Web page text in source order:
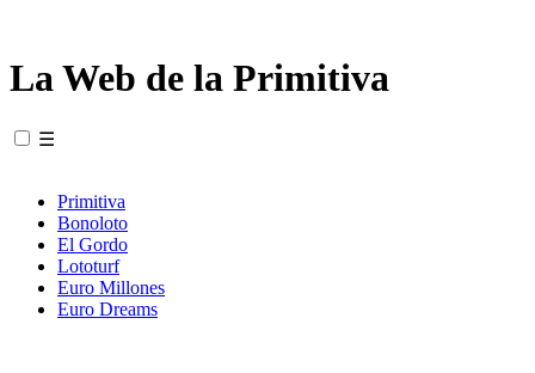
La Web de la Primitiva
☰
Primitiva
Bonoloto
El Gordo
Lototurf
Euro Millones
Euro Dreams